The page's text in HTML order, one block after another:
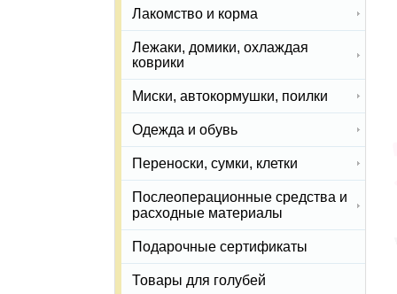
Лакомство и корма
Лежаки, домики, охлаждая
коврики
Миски, автокормушки, поилки
Одежда и обувь
Переноски, сумки, клетки
Послеоперационные средства и
расходные материалы
Подарочные сертификаты
Товары для голубей